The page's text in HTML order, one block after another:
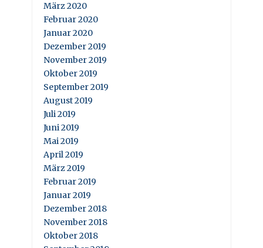
März 2020
Februar 2020
Januar 2020
Dezember 2019
November 2019
Oktober 2019
September 2019
August 2019
Juli 2019
Juni 2019
Mai 2019
April 2019
März 2019
Februar 2019
Januar 2019
Dezember 2018
November 2018
Oktober 2018